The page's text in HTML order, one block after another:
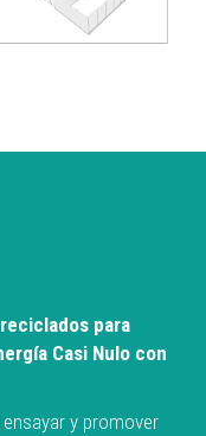
para
Casi Nulo con
ensayar y promover